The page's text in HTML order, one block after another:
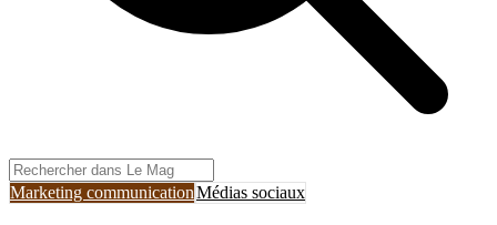
Marketing communicationMédias sociaux